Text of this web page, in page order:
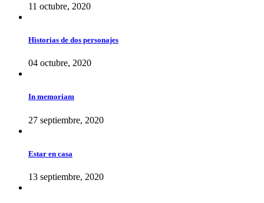
11 octubre, 2020
Historias de dos personajes
04 octubre, 2020
In memoriam
27 septiembre, 2020
Estar en casa
13 septiembre, 2020